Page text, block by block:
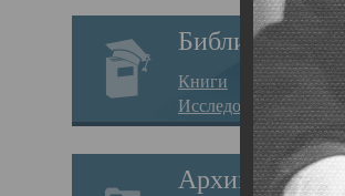
Библиотека
Книги
Исследования
Архив